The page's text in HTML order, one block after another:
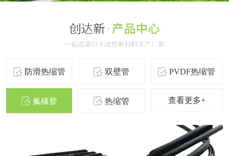
防滑热缩管 双壁管 PVDF热缩管
氟橡胶 热缩管 查看更多+